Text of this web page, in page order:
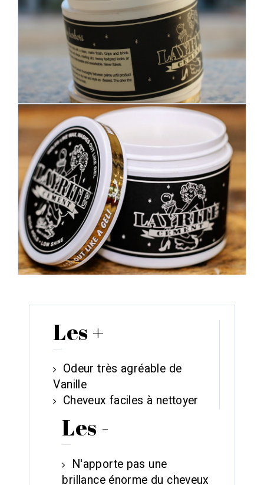
Les +
Odeur très agréable de
Vanille
Cheveux faciles à nettoyer
Les -
N'apporte pas une
brillance énorme du cheveux